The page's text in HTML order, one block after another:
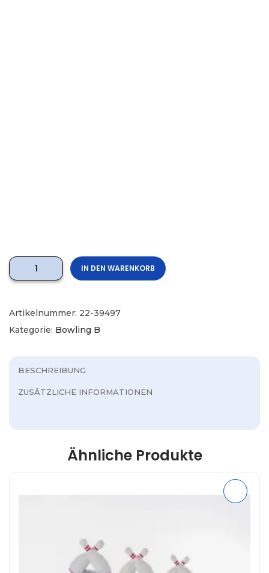
IN DEN WARENKORB
Artikelnummer: 22-39497
Kategorie: Bowling B
BESCHREIBUNG
ZUSÄTZLICHE INFORMATIONEN
Ähnliche Produkte